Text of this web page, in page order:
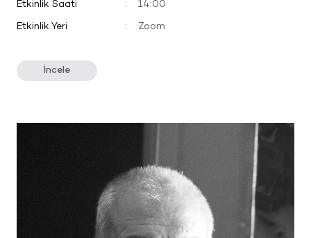
Etkinlik Saati : 14:00
Etkinlik Yeri : Zoom
İncele